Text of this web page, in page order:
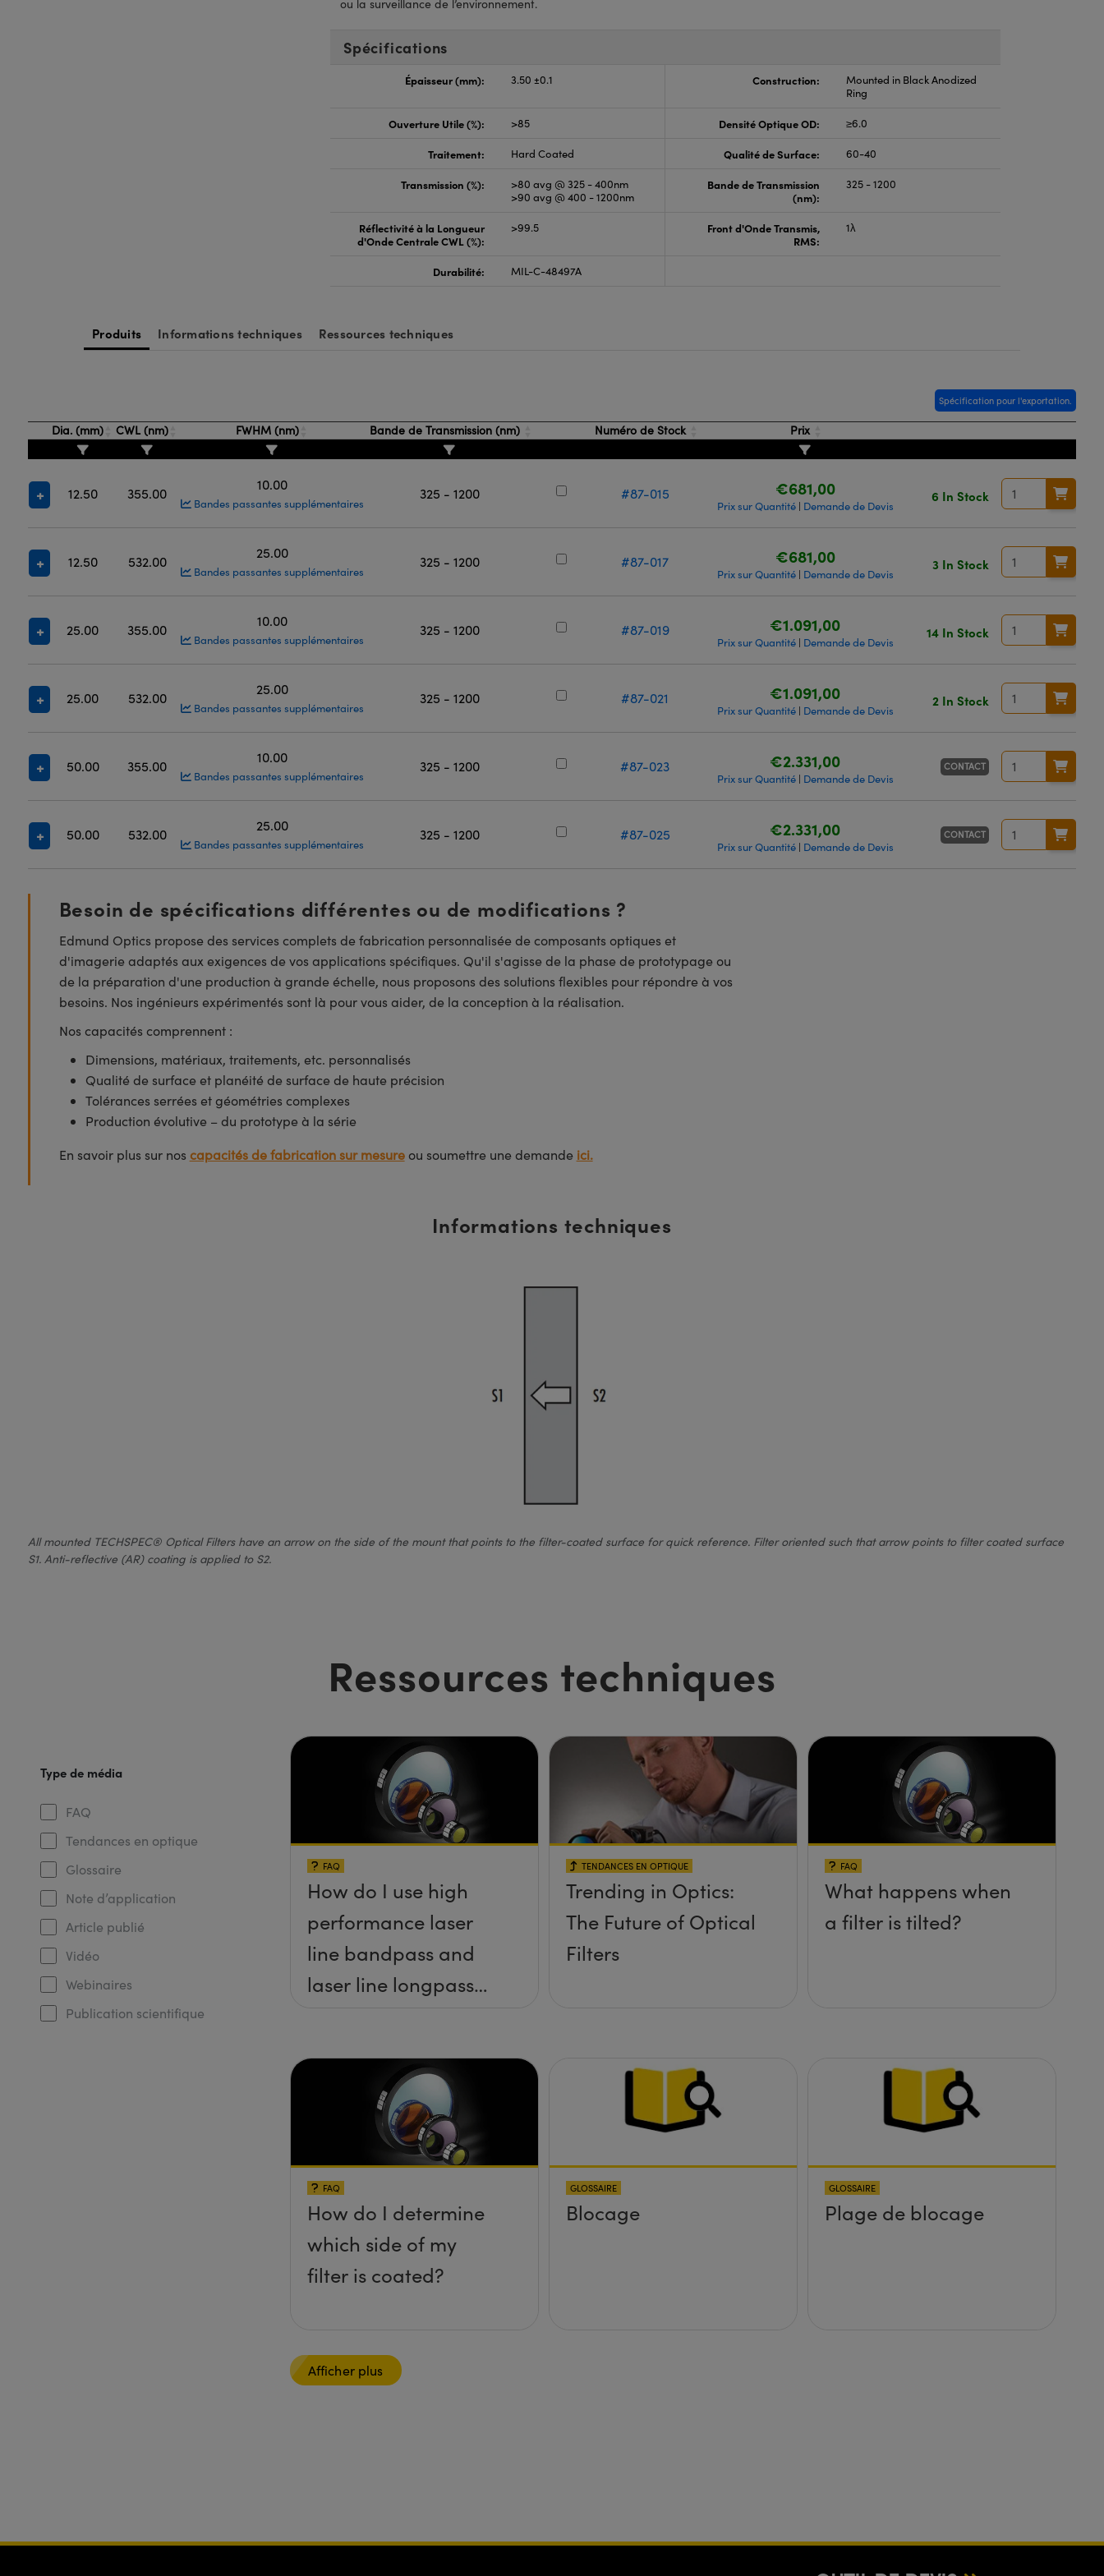
ou la surveillance de l’environnement.
Spécifications
Épaisseur (mm): 3.50 ±0.1 Construction:
Mounted in Black Anodized
Ring
Ouverture Utile (%): >85 Densité Optique OD: ≥6.0
Traitement: Hard Coated Qualité de Surface: 60-40
Transmission (%):
>80 avg @ 325 - 400nm
>90 avg @ 400 - 1200nm
Bande de Transmission
(nm):
325 - 1200
Réflectivité à la Longueur
d'Onde Centrale CWL (%):
>99.5
Front d'Onde Transmis,
RMS:
1λ
Durabilité: MIL-C-48497A
Produits Informations techniques Ressources techniques
Spécification pour l'exportation.
Dia. (mm) CWL (nm) FWHM (nm) Bande de Transmission (nm) Numéro de Stock Prix
12.50 355.00
10.00
Bandes passantes supplémentaires
325 - 1200 #87-015 €681,00
Prix sur Quantité| Demande de Devis
6 In Stock
12.50 532.00
25.00
Bandes passantes supplémentaires
325 - 1200 #87-017 €681,00
Prix sur Quantité| Demande de Devis
3 In Stock
25.00 355.00
10.00
Bandes passantes supplémentaires
325 - 1200 #87-019 €1.091,00
Prix sur Quantité| Demande de Devis
14 In Stock
25.00 532.00
25.00
Bandes passantes supplémentaires
325 - 1200 #87-021 €1.091,00
Prix sur Quantité| Demande de Devis
2 In Stock
50.00 355.00
10.00
Bandes passantes supplémentaires
325 - 1200 #87-023 €2.331,00
Prix sur Quantité| Demande de Devis
CONTACT
50.00 532.00
25.00
Bandes passantes supplémentaires
325 - 1200 #87-025 €2.331,00
Prix sur Quantité| Demande de Devis
CONTACT
Besoin de spécifications différentes ou de modifications ?
Edmund Optics propose des services complets de fabrication personnalisée de composants optiques et
d'imagerie adaptés aux exigences de vos applications spécifiques. Qu'il s'agisse de la phase de prototypage ou
de la préparation d'une production à grande échelle, nous proposons des solutions flexibles pour répondre à vos
besoins. Nos ingénieurs expérimentés sont là pour vous aider, de la conception à la réalisation.
Nos capacités comprennent :
Dimensions, matériaux, traitements, etc. personnalisés
Qualité de surface et planéité de surface de haute précision
Tolérances serrées et géométries complexes
Production évolutive – du prototype à la série
En savoir plus sur nos capacités de fabrication sur mesureou soumettre une demande ici.
Informations techniques
All mounted TECHSPEC® Optical Filters have an arrow on the side of the mount that points to the filter-coated surface for quick reference. Filter oriented such that arrow points to filter coated surface
S1. Anti-reflective (AR) coating is applied to S2.
Ressources techniques
Type de média
FAQ
Tendances en optique
Glossaire
Note d’application
Article publié
Vidéo
Webinaires
Publication scientifique
FAQ
How do I use high
performance laser
line bandpass and
laser line longpass
spectroscopy?
TENDANCES EN OPTIQUE
Trending in Optics:
The Future of Optical
Filters
FAQ
What happens when
a filter is tilted?
FAQ
How do I determine
which side of my
filter is coated?
GLOSSAIRE
Blocage
GLOSSAIRE
Plage de blocage
Afficher plus